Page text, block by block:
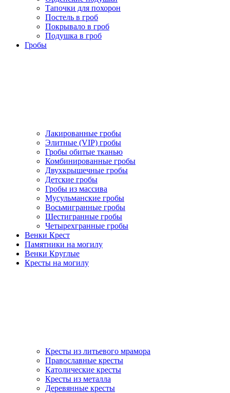
Тапочки для похорон
Постель в гроб
Покрывало в гроб
Подушка в гроб
Гробы
Лакированные гробы
Элитные (VIP) гробы
Гробы обитые тканью
Комбинированные гробы
Двухкрышечные гробы
Детские гробы
Гробы из массива
Мусульманские гробы
Восьмигранные гробы
Шестигранные гробы
Четырехгранные гробы
Венки Крест
Памятники на могилу
Венки Круглые
Кресты на могилу
Кресты из литьевого мрамора
Православные кресты
Католические кресты
Кресты из металла
Деревянные кресты